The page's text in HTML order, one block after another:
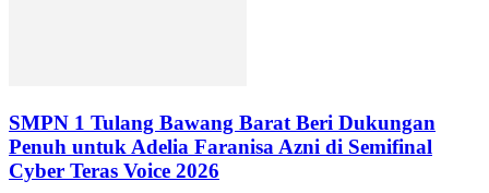
SMPN 1 Tulang Bawang Barat Beri Dukungan
Penuh untuk Adelia Faranisa Azni di Semifinal
Cyber Teras Voice 2026